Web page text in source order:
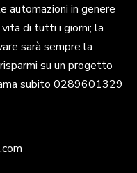
automazioni in genere
di tutti i giorni; la
sarà sempre la
su un progetto
subito 0289601329